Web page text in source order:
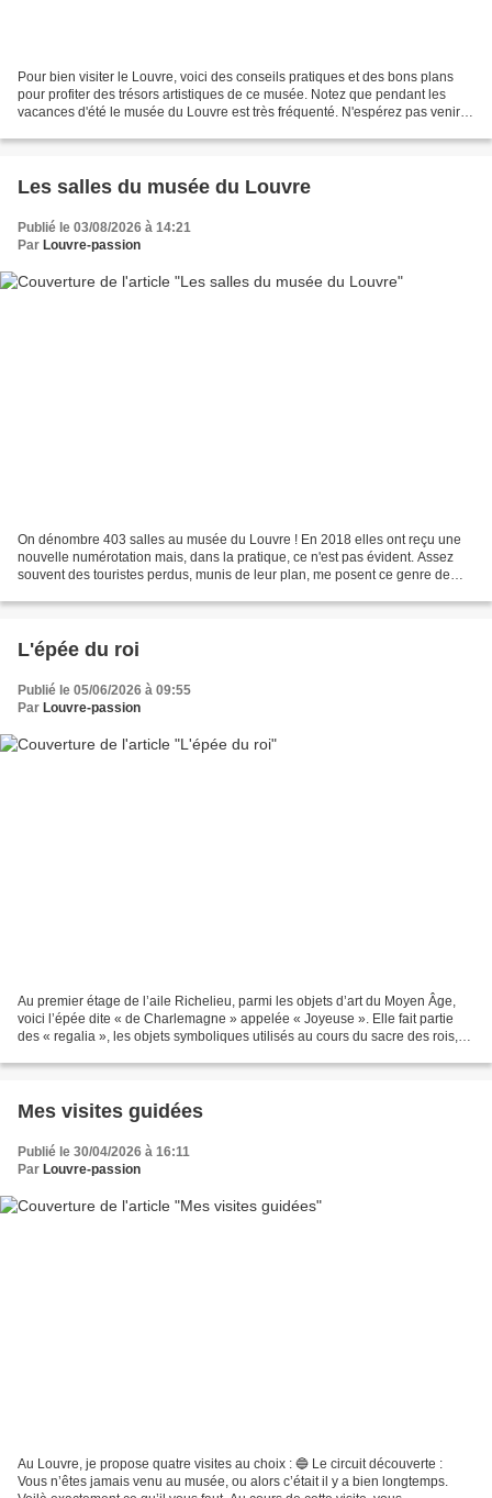
Pour bien visiter le Louvre, voici des conseils pratiques et des bons plans
pour profiter des trésors artistiques de ce musée. Notez que pendant les
vacances d'été le musée du Louvre est très fréquenté. N'espérez pas venir
Les salles du musée du Louvre
Publié le 03/08/2026 à 14:21
Par Louvre-passion
On dénombre 403 salles au musée du Louvre ! En 2018 elles ont reçu une
nouvelle numérotation mais, dans la pratique, ce n'est pas évident. Assez
souvent des touristes perdus, munis de leur plan, me posent ce genre de
L'épée du roi
Publié le 05/06/2026 à 09:55
Par Louvre-passion
Au premier étage de l’aile Richelieu, parmi les objets d’art du Moyen Âge,
voici l’épée dite « de Charlemagne » appelée « Joyeuse ». Elle fait partie
des « regalia », les objets symboliques utilisés au cours du sacre des rois,
Mes visites guidées
Publié le 30/04/2026 à 16:11
Par Louvre-passion
Au Louvre, je propose quatre visites au choix : 🔵 Le circuit découverte :
Vous n’êtes jamais venu au musée, ou alors c’était il y a bien longtemps.